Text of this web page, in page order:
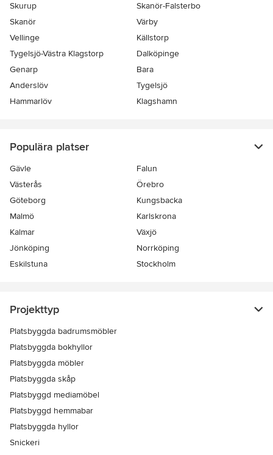
Skurup
Skanör-Falsterbo
Skanör
Värby
Vellinge
Källstorp
Tygelsjö-Västra Klagstorp
Dalköpinge
Genarp
Bara
Anderslöv
Tygelsjö
Hammarlöv
Klagshamn
Populära platser
Gävle
Falun
Västerås
Örebro
Göteborg
Kungsbacka
Malmö
Karlskrona
Kalmar
Växjö
Jönköping
Norrköping
Eskilstuna
Stockholm
Projekttyp
Platsbyggda badrumsmöbler
Platsbyggda bokhyllor
Platsbyggda möbler
Platsbyggda skåp
Platsbyggd mediamöbel
Platsbyggd hemmabar
Platsbyggda hyllor
Snickeri